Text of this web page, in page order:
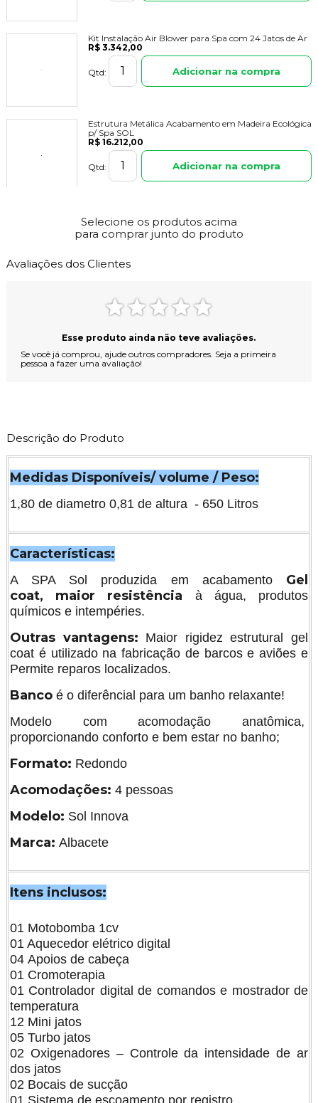
Kit Instalação Air Blower para Spa com 24 Jatos de Ar
R$ 3.342,00
Qtd: Adicionar na compra
Estrutura Metálica Acabamento em Madeira Ecológica
p/ Spa SOL
R$ 16.212,00
Qtd: Adicionar na compra
R$ 3.516,48
Adicionar na compra
R$ 872,00
Selecione os produtos acima
para comprar junto do produto
Avaliações dos Clientes
Esse produto ainda não teve avaliações.
Se você já comprou, ajude outros compradores. Seja a primeira
pessoa a fazer uma avaliação!
Descrição do Produto
Medidas Disponíveis/ volume / Peso:
1,80 de diametro 0,81 de altura - 650 Litros
Características:
A SPA Sol produzida em acabamento Gel
coat,
maior resistência à água, produtos
químicos e intempéries.
Outras vantagens: Maior rigidez estrutural gel
coat é utilizado na fabricação de barcos e aviões e
Permite reparos localizados.
Banco é o diferêncial para um banho relaxante!
Modelo com acomodação anatômica,
proporcionando conforto e bem estar no banho;
Formato: Redondo
Acomodações: 4 pessoas
Modelo: Sol Innova
Marca: Albacete
Itens inclusos:
01 Motobomba 1cv
01 Aquecedor elétrico digital
04 Apoios de cabeça
01 Cromoterapia
01 Controlador digital de comandos e mostrador de
temperatura
12 Mini jatos
05 Turbo jatos
02 Oxigenadores – Controle da intensidade de ar
dos jatos
02 Bocais de sucção
01 Sistema de escoamento por registro